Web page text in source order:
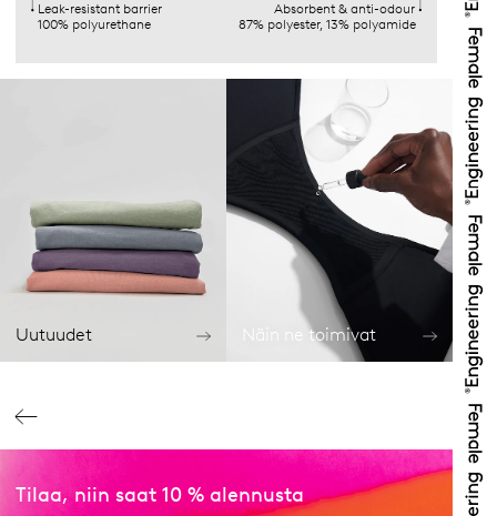
Leak-resistant barrier
100% polyurethane
Absorbent & anti-odour
87% polyester, 13% polyamide
Uutuudet Näin ne toimivat
Tilaa, niin saat 10 % alennusta